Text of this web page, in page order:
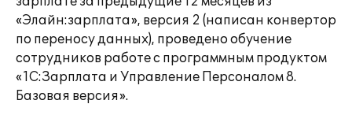
«Элайн:зарплата», версия 2 (написан конвертор
по переносу данных), проведено обучение
сотрудников работе с программным продуктом
«1С:Зарплата и Управление Персоналом 8.
Базовая версия».